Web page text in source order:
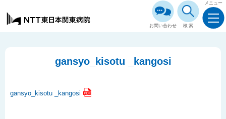
お問い合わせ 検索
メニュー
gansyo_kisotu _kangosi
gansyo_kisotu _kangosi